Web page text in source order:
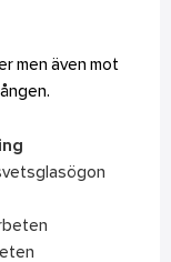
men även mot